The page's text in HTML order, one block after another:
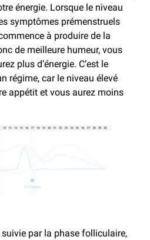
énergie. Lorsque le niveau
symptômes prémenstruels
à produire de la
de meilleure humeur, vous
plus d’énergie. C’est le
régime, car le niveau élevé
appétit et vous aurez moins
par la phase folliculaire,